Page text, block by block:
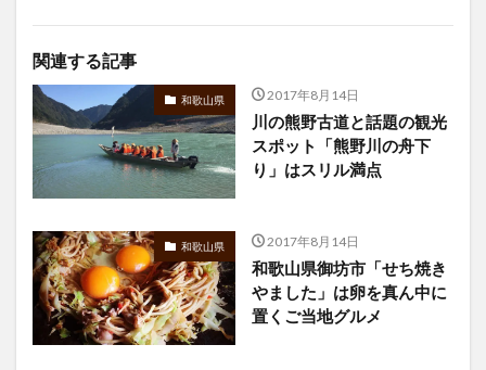
関連する記事
和歌山県 2017年8月14日
川の熊野古道と話題の観光
スポット「熊野川の舟下
り」はスリル満点
和歌山県 2017年8月14日
和歌山県御坊市「せち焼き
やました」は卵を真ん中に
置くご当地グルメ